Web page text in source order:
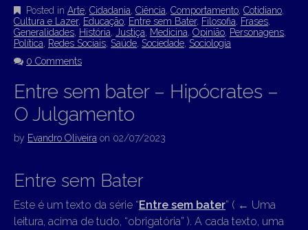
Posted in Arte Cidadania Ciência Comportamento Cotidiano
Cultura e Lazer, Educação Entre sem Bater, Filosofia Frases
Generalidades História Justiça Medicina Opinião Personagens
Política
Redes Sociais Saúde Sociedade Sociologia
0 Comments
Entre sem bater – Hipócrates –
O Julgamento
by Evandro Oliveira on 02/07/2023
Entre sem Bater
Este é um texto da série “Entre sem bater” ( ← Uma
leitura, acima de tudo, “obrigatória” ). A cada texto, uma